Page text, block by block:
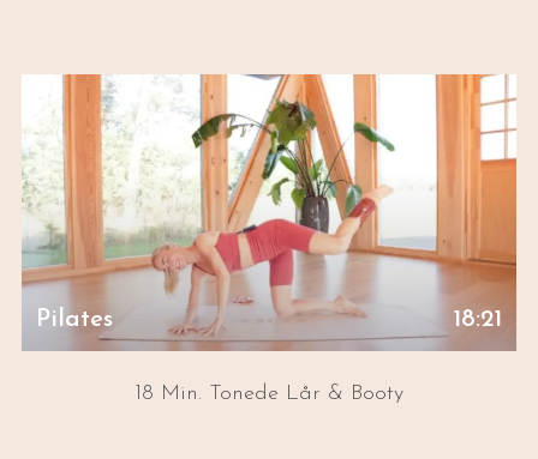
Pilates 18:21
18 Min. Tonede Lår & Booty